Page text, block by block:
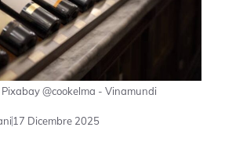
@cookelma - Vinamundi
17 Dicembre 2025